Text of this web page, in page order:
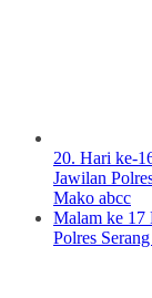
20. Hari ke-
Jawilan
Mako abcc
Malam ke 17
Polres